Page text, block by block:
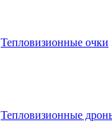
Тепловизионные очки
Тепловизионные